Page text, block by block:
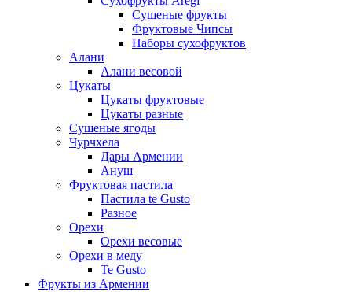
Сушеные фрукты
Фруктовые Чипсы
Наборы сухофруктов
Алани
Алани весовой
Цукаты
Цукаты фруктовые
Цукаты разные
Сушеные ягоды
Чурчхела
Дары Армении
Ануш
Фруктовая пастила
Пастила te Gusto
Разное
Орехи
Орехи весовые
Орехи в меду
Te Gusto
Фрукты из Армении